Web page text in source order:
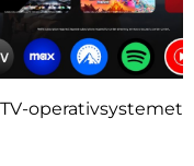
operativsystemet